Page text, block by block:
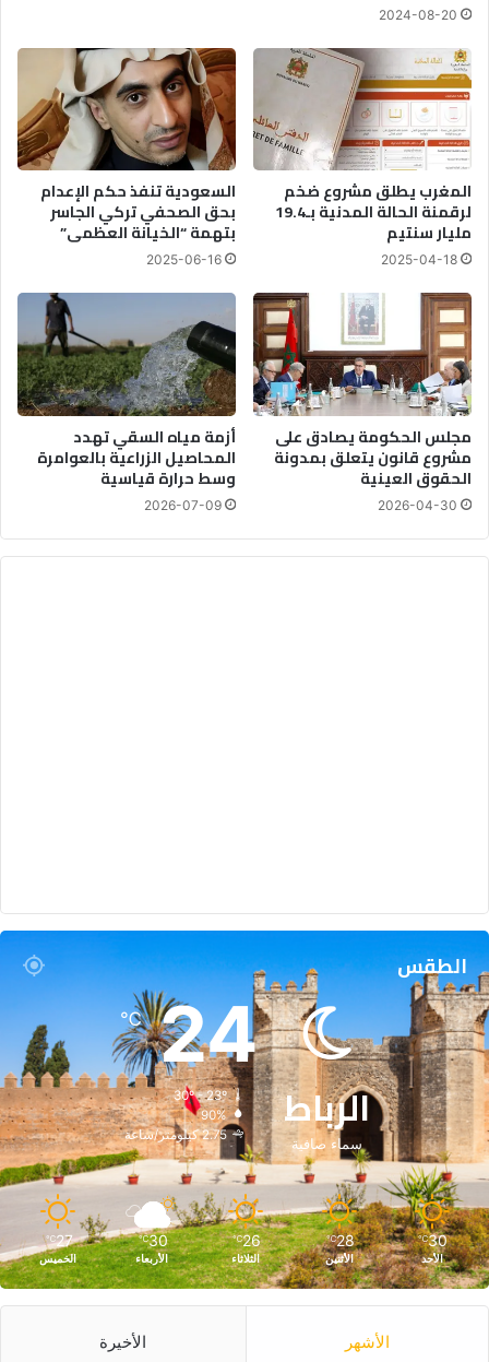
2024-08-20
المغرب يطلق مشروع ضخم
لرقمنة الحالة المدنية بـ19.4
مليار سنتيم
2025-04-18
السعودية تنفذ حكم الإعدام
بحق الصحفي تركي الجاسر
بتهمة “الخيانة العظمى”
2025-06-16
مجلس الحكومة يصادق على
مشروع قانون يتعلق بمدونة
الحقوق العينية
2026-04-30
أزمة مياه السقي تهدد
المحاصيل الزراعية بالعوامرة
وسط حرارة قياسية
2026-07-09
الطقس
الرباط
سماء صافية
24
℃
30º - 23º
90%
2.75 كيلومتر/ساعة
30
℃
الأحد
28
℃
الأثنين
26
℃
الثلاثاء
30
℃
الأربعاء
27
℃
الخميس
الأشهر الأخيرة